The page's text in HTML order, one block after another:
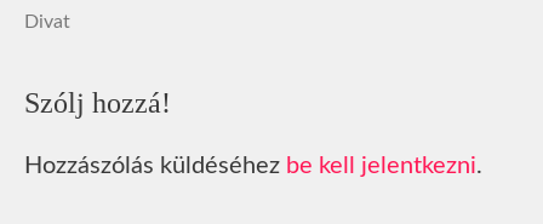
Divat
Szólj hozzá!
Hozzászólás küldéséhez be kell jelentkezni.